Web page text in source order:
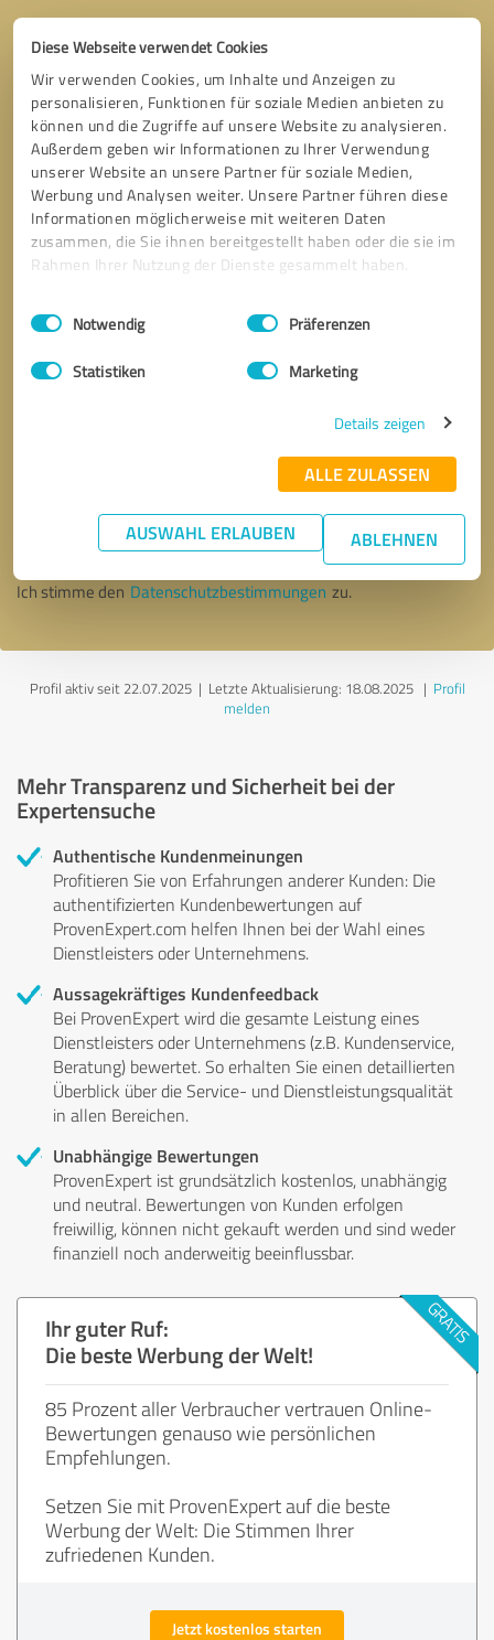
Diese Webseite verwendet Cookies
Wir verwenden Cookies, um Inhalte und Anzeigen zu
personalisieren, Funktionen für soziale Medien anbieten zu
können und die Zugriffe auf unsere Website zu analysieren.
Außerdem geben wir Informationen zu Ihrer Verwendung
unserer Website an unsere Partner für soziale Medien,
Werbung und Analysen weiter. Unsere Partner führen diese
Informationen möglicherweise mit weiteren Daten
zusammen, die Sie ihnen bereitgestellt haben oder die sie im
Rahmen Ihrer Nutzung der Dienste gesammelt haben.
Impressum Datenschutzbestimmungen
Einwilligungsauswahl
Notwendig Präferenzen
Statistiken Marketing
Details zeigen
ALLE ZULASSEN
AUSWAHL ERLAUBEN ABLEHNEN
* Erforderliche Angaben
Nachricht senden
Ich stimme den Datenschutzbestimmungen zu.
Profil aktiv seit 22.07.2025 | Letzte Aktualisierung: 18.08.2025| Profil
melden
Mehr Transparenz und Sicherheit bei der
Expertensuche
Authentische Kundenmeinungen
Profitieren Sie von Erfahrungen anderer Kunden: Die
authentifizierten Kundenbewertungen auf
ProvenExpert.com helfen Ihnen bei der Wahl eines
Dienstleisters oder Unternehmens.
Aussagekräftiges Kundenfeedback
Bei ProvenExpert wird die gesamte Leistung eines
Dienstleisters oder Unternehmens (z.B. Kundenservice,
Beratung) bewertet. So erhalten Sie einen detaillierten
Überblick über die Service- und Dienstleistungsqualität
in allen Bereichen.
Unabhängige Bewertungen
ProvenExpert ist grundsätzlich kostenlos, unabhängig
und neutral. Bewertungen von Kunden erfolgen
freiwillig, können nicht gekauft werden und sind weder
finanziell noch anderweitig beeinflussbar.
Ihr guter Ruf:
Die beste Werbung der Welt!
85 Prozent aller Verbraucher vertrauen Online-
Bewertungen genauso wie persönlichen
Empfehlungen.
Setzen Sie mit ProvenExpert auf die beste
Werbung der Welt: Die Stimmen Ihrer
zufriedenen Kunden.
Jetzt kostenlos starten